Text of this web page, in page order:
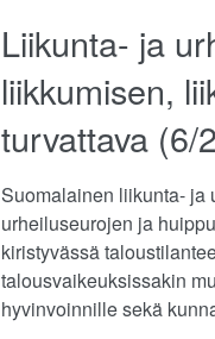
Liikunta- ja
liikkumisen,
turvattava (6/
Suomalainen liikunta- ja
urheiluseurojen ja
kiristyvässä
talousvaikeuksissakin
hyvinvoinnille sekä